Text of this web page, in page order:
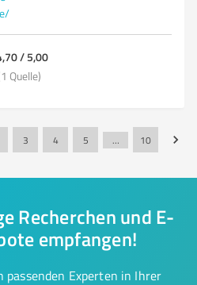
/ 5,00
Quelle)
3 4 5 … 10
Recherchen und E-
empfangen!
passenden Experten in Ihrer